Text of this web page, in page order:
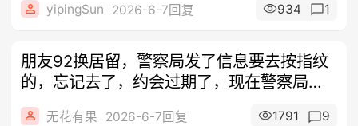
yipingSun 2026-6-7回复 934 1
朋友92换居留，警察局发了信息要去按指纹
的，忘记去了，约会过期了，现在警察局没
约
无花有果 2026-6-7回复 1791 9